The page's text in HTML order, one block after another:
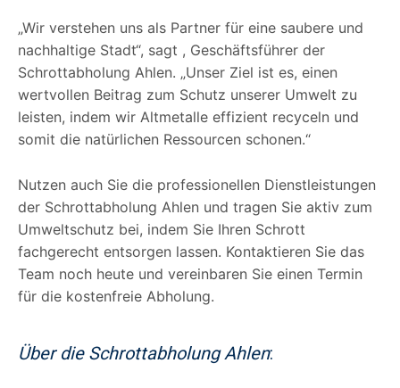
„Wir verstehen uns als Partner für eine saubere und
nachhaltige Stadt“, sagt , Geschäftsführer der
Schrottabholung Ahlen. „Unser Ziel ist es, einen
wertvollen Beitrag zum Schutz unserer Umwelt zu
leisten, indem wir Altmetalle effizient recyceln und
somit die natürlichen Ressourcen schonen.“
Nutzen auch Sie die professionellen Dienstleistungen
der Schrottabholung Ahlen und tragen Sie aktiv zum
Umweltschutz bei, indem Sie Ihren Schrott
fachgerecht entsorgen lassen. Kontaktieren Sie das
Team noch heute und vereinbaren Sie einen Termin
für die kostenfreie Abholung.
Über die Schrottabholung Ahlen: